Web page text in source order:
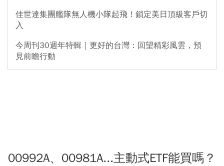
佳世達集團艦隊無人機小隊起飛！鎖定美日頂級客戶切
入
今周刊30週年特輯｜更好的台灣：回望精彩風雲，預
見前瞻行動
00992A、00981A...主動式ETF能買嗎？